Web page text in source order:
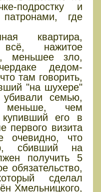
подростку и
где
квартира,
нажитое
меньшее зло,
дедом-
там говорить,
"на шухере"
убивали семью,
меньше, чем
купивший его в
первого визита
что
сбивший на
получить 5
обязательство,
сделал
Хмельницкого,